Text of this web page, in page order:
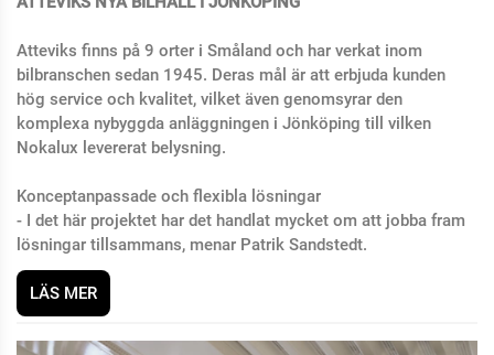
Atteviks finns på 9 orter i Småland och har verkat inom
bilbranschen sedan 1945. Deras mål är att erbjuda kunden
hög service och kvalitet, vilket även genomsyrar den
komplexa nybyggda anläggningen i Jönköping till vilken
Nokalux levererat belysning.
Konceptanpassade och flexibla lösningar
- I det här projektet har det handlat mycket om att jobba fram
lösningar tillsammans, menar Patrik Sandstedt.
LÄS MER